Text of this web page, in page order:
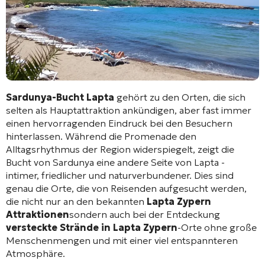
Sardunya-Bucht Lapta gehört zu den Orten, die sich
selten als Hauptattraktion ankündigen, aber fast immer
einen hervorragenden Eindruck bei den Besuchern
hinterlassen. Während die Promenade den
Alltagsrhythmus der Region widerspiegelt, zeigt die
Bucht von Sardunya eine andere Seite von Lapta -
intimer, friedlicher und naturverbundener. Dies sind
genau die Orte, die von Reisenden aufgesucht werden,
die nicht nur an den bekannten Lapta Zypern
Attraktionensondern auch bei der Entdeckung
versteckte Strände in Lapta Zypern-Orte ohne große
Menschenmengen und mit einer viel entspannteren
Atmosphäre.